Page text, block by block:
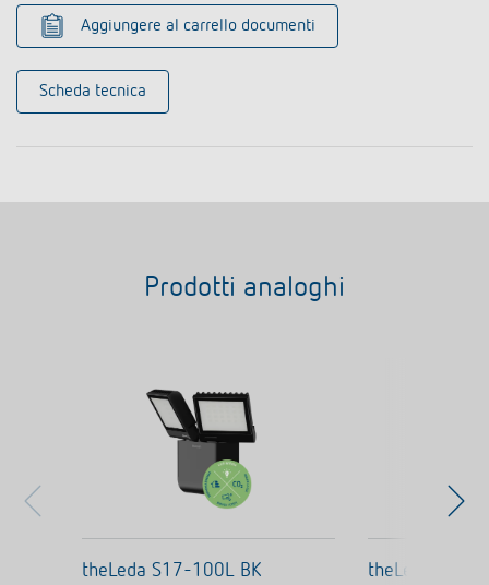
Aggiungere al carrello documenti
Scheda tecnica
Prodotti analoghi
theLeda S17-100L BK theLeda S17-